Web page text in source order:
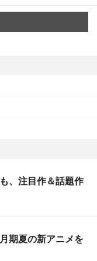
、注目作＆話題作
期夏の新アニメを